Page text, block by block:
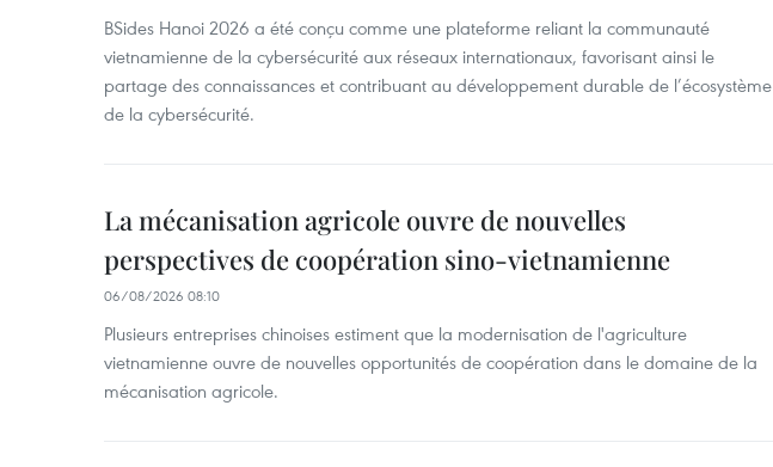
BSides Hanoi 2026 a été conçu comme une plateforme reliant la communauté
vietnamienne de la cybersécurité aux réseaux internationaux, favorisant ainsi le
partage des connaissances et contribuant au développement durable de l’écosystème
de la cybersécurité.
La mécanisation agricole ouvre de nouvelles
perspectives de coopération sino-vietnamienne
06/08/2026 08:10
Plusieurs entreprises chinoises estiment que la modernisation de l'agriculture
vietnamienne ouvre de nouvelles opportunités de coopération dans le domaine de la
mécanisation agricole.